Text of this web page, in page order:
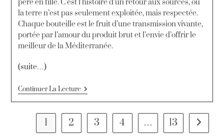
père en fille. C’est l’histoire d’un retour aux sources, où
la terre n’est pas seulement exploitée, mais respectée.
Chaque bouteille est le fruit d’une transmission vivante,
portée par l’amour du produit brut et l’envie d’offrir le
meilleur de la Méditerranée.
(suite…)
Continuer La Lecture
1 2 3 4 … 13